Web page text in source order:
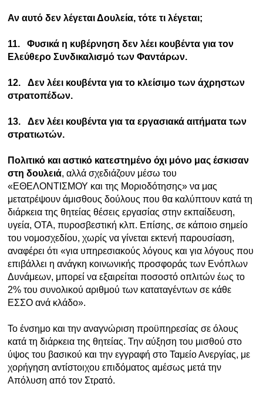
Αν αυτό δεν λέγεται Δουλεία, τότε τι λέγεται;
11.
Φυσικά η κυβέρνηση δεν λέει κουβέντα για τον
Ελεύθερο Συνδικαλισμό των Φαντάρων.
12.
Δεν λέει κουβέντα για το κλείσιμο των άχρηστων
στρατοπέδων.
13.
Δεν λέει κουβέντα για τα εργασιακά αιτήματα των
στρατιωτών.
Πολιτικό και αστικό κατεστημένο όχι μόνο μας έσκισαν
στη δουλειά, αλλά σχεδιάζουν μέσω του
«ΕΘΕΛΟΝΤΙΣΜΟΥ και της Μοριοδότησης» να μας
μετατρέψουν άμισθους δούλους που θα καλύπτουν κατά τη
διάρκεια της θητείας θέσεις εργασίας στην εκπαίδευση,
υγεία, ΟΤΑ, πυροσβεστική κλπ. Επίσης, σε κάποιο σημείο
του νομοσχεδίου, χωρίς να γίνεται εκτενή παρουσίαση,
αναφέρει ότι «για υπηρεσιακούς λόγους και για λόγους που
επιβάλλει η ανάγκη κοινωνικής προσφοράς των Ενόπλων
Δυνάμεων, μπορεί να εξαιρείται ποσοστό οπλιτών έως το
2% του συνολικού αριθμού των καταταγέντων σε κάθε
ΕΣΣΟ ανά κλάδο».
Το ένσημο και την αναγνώριση προϋπηρεσίας σε όλους
κατά τη διάρκεια της θητείας. Την αύξηση του μισθού στο
ύψος του βασικού και την εγγραφή στο Ταμείο Ανεργίας, με
χορήγηση αντίστοιχου επιδόματος αμέσως μετά την
Απόλυση από τον Στρατό.